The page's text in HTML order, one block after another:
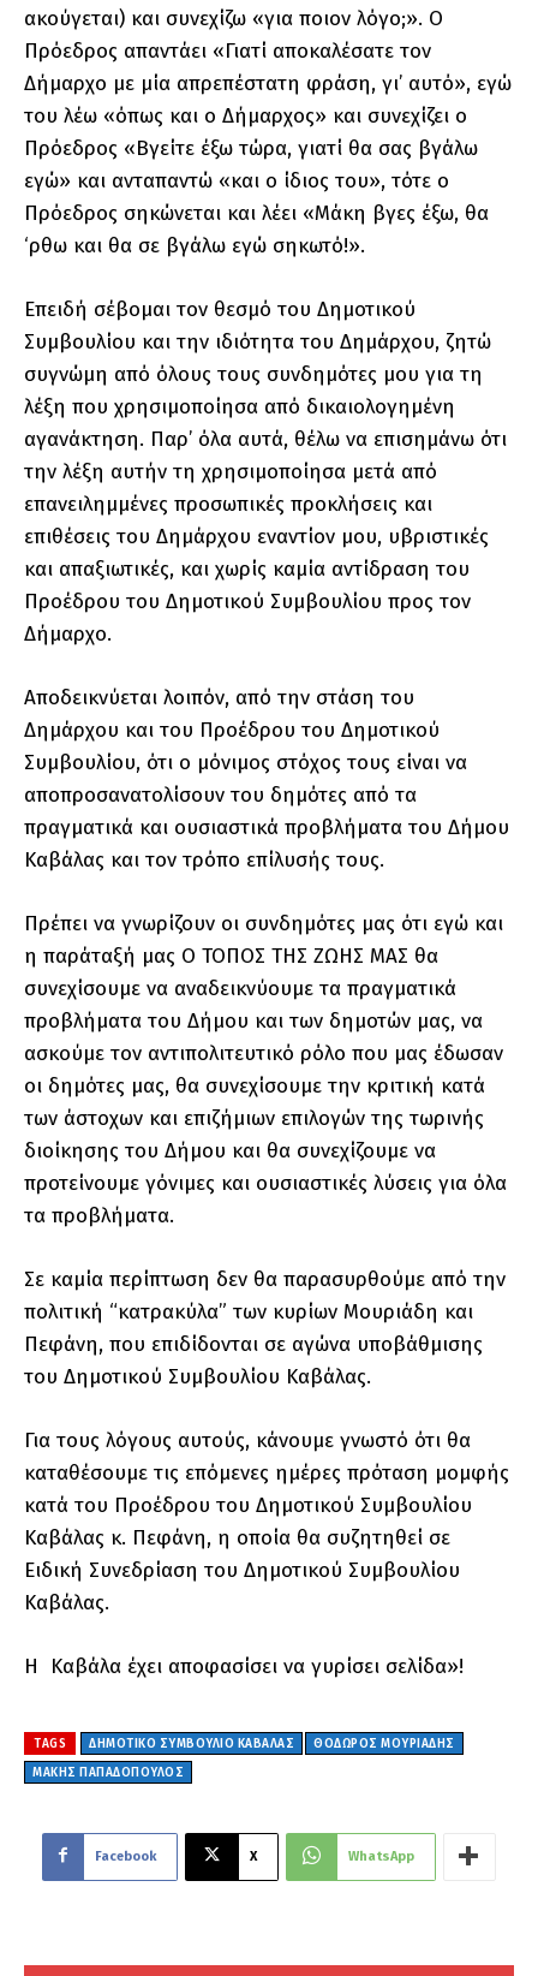
ακούγεται) και συνεχίζω «για ποιον λόγο;». Ο
Πρόεδρος απαντάει «Γιατί αποκαλέσατε τον
Δήμαρχο με μία απρεπέστατη φράση, γι’ αυτό», εγώ
του λέω «όπως και ο Δήμαρχος» και συνεχίζει ο
Πρόεδρος «Βγείτε έξω τώρα, γιατί θα σας βγάλω
εγώ» και ανταπαντώ «και ο ίδιος του», τότε ο
Πρόεδρος σηκώνεται και λέει «Μάκη βγες έξω, θα
‘ρθω και θα σε βγάλω εγώ σηκωτό!».
Επειδή σέβομαι τον θεσμό του Δημοτικού
Συμβουλίου και την ιδιότητα του Δημάρχου, ζητώ
συγνώμη από όλους τους συνδημότες μου για τη
λέξη που χρησιμοποίησα από δικαιολογημένη
αγανάκτηση. Παρ’ όλα αυτά, θέλω να επισημάνω ότι
την λέξη αυτήν τη χρησιμοποίησα μετά από
επανειλημμένες προσωπικές προκλήσεις και
επιθέσεις του Δημάρχου εναντίον μου, υβριστικές
και απαξιωτικές, και χωρίς καμία αντίδραση του
Προέδρου του Δημοτικού Συμβουλίου προς τον
Δήμαρχο.
Αποδεικνύεται λοιπόν, από την στάση του
Δημάρχου και του Προέδρου του Δημοτικού
Συμβουλίου, ότι ο μόνιμος στόχος τους είναι να
αποπροσανατολίσουν του δημότες από τα
πραγματικά και ουσιαστικά προβλήματα του Δήμου
Καβάλας και τον τρόπο επίλυσής τους.
Πρέπει να γνωρίζουν οι συνδημότες μας ότι εγώ και
η παράταξή μας Ο ΤΟΠΟΣ ΤΗΣ ΖΩΗΣ ΜΑΣ θα
συνεχίσουμε να αναδεικνύουμε τα πραγματικά
προβλήματα του Δήμου και των δημοτών μας, να
ασκούμε τον αντιπολιτευτικό ρόλο που μας έδωσαν
οι δημότες μας, θα συνεχίσουμε την κριτική κατά
των άστοχων και επιζήμιων επιλογών της τωρινής
διοίκησης του Δήμου και θα συνεχίζουμε να
προτείνουμε γόνιμες και ουσιαστικές λύσεις για όλα
τα προβλήματα.
Σε καμία περίπτωση δεν θα παρασυρθούμε από την
πολιτική “κατρακύλα” των κυρίων Μουριάδη και
Πεφάνη, που επιδίδονται σε αγώνα υποβάθμισης
του Δημοτικού Συμβουλίου Καβάλας.
Για τους λόγους αυτούς, κάνουμε γνωστό ότι θα
καταθέσουμε τις επόμενες ημέρες πρόταση μομφής
κατά του Προέδρου του Δημοτικού Συμβουλίου
Καβάλας κ. Πεφάνη, η οποία θα συζητηθεί σε
Ειδική Συνεδρίαση του Δημοτικού Συμβουλίου
Καβάλας.
Η Καβάλα έχει αποφασίσει να γυρίσει σελίδα»!
TAGS ΔΗΜΟΤΙΚΌ ΣΥΜΒΟΎΛΙΟ ΚΑΒΆΛΑΣ
ΘΌΔΩΡΟΣ ΜΟΥΡΙΆΔΗΣ
ΜΆΚΗΣ ΠΑΠΑΔΌΠΟΥΛΟΣ
Facebook X WhatsApp